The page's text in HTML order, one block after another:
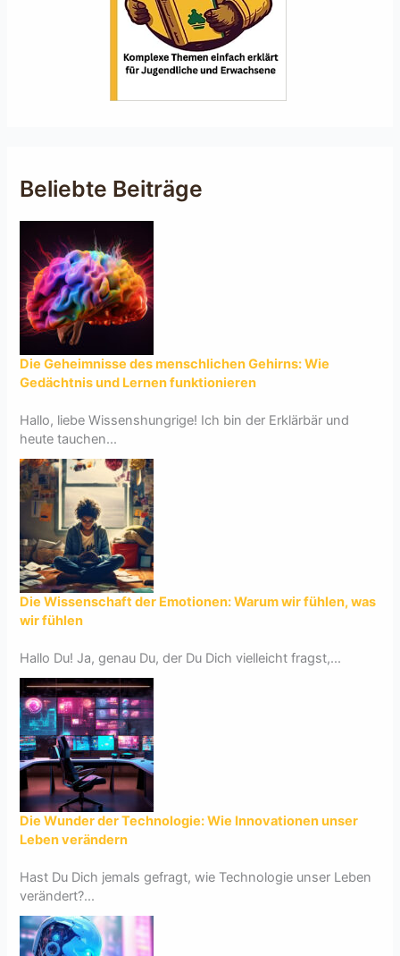
Beliebte Beiträge
Die Geheimnisse des menschlichen Gehirns: Wie
Gedächtnis und Lernen funktionieren
Hallo, liebe Wissenshungrige! Ich bin der Erklärbär und
heute tauchen...
Die Wissenschaft der Emotionen: Warum wir fühlen, was
wir fühlen
Hallo Du! Ja, genau Du, der Du Dich vielleicht fragst,...
Die Wunder der Technologie: Wie Innovationen unser
Leben verändern
Hast Du Dich jemals gefragt, wie Technologie unser Leben
verändert?...